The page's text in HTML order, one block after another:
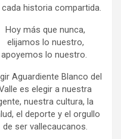
cada historia compartida.
Hoy más que nunca,
elijamos lo nuestro,
apoyemos lo nuestro.
Aguardiente Blanco del
es elegir a nuestra
nuestra cultura, la
el deporte y el orgullo
de ser vallecaucanos.